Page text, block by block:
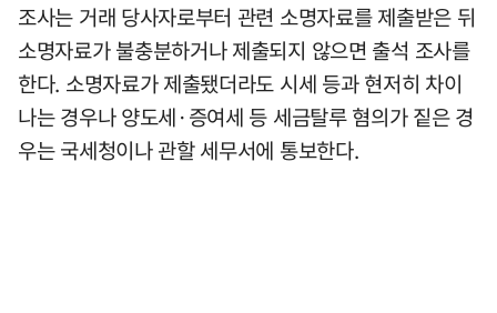
조사는 거래 당사자로부터 관련 소명자료를 제출받은 뒤
소명자료가 불충분하거나 제출되지 않으면 출석 조사를
한다. 소명자료가 제출됐더라도 시세 등과 현저히 차이
나는 경우나 양도세·증여세 등 세금탈루 혐의가 짙은 경
우는 국세청이나 관할 세무서에 통보한다.